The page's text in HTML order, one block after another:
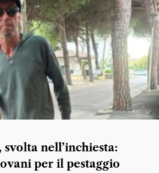
nell’inchiesta:
per il pestaggio